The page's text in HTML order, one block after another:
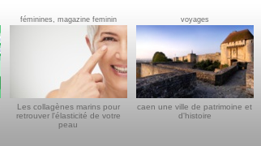
féminines, magazine feminin
Les collagènes marins pour
retrouver l'élasticité de votre
peau
voyages
caen une ville de patrimoine et
d'histoire